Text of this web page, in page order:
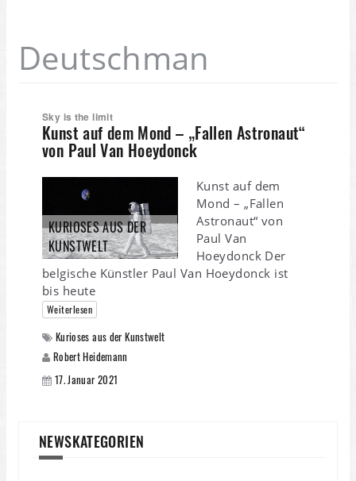
Deutschman
Sky is the limit
Kunst auf dem Mond – „Fallen Astronaut“
von Paul Van Hoeydonck
KURIOSES AUS DER
KUNSTWELT
Kunst auf dem
Mond – „Fallen
Astronaut“ von
Paul Van
Hoeydonck Der
belgische Künstler Paul Van Hoeydonck ist
bis heute
Weiterlesen
Kurioses aus der Kunstwelt
Robert Heidemann
17. Januar 2021
NEWSKATEGORIEN